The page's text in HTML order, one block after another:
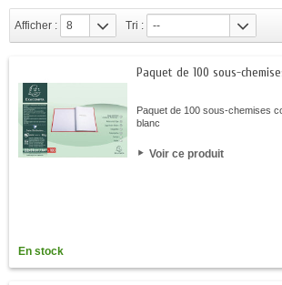
Afficher : 8 Tri : --
Paquet de 100 sous-
Paquet de 100 sous-chemises
blanc
Voir ce produit
En stock